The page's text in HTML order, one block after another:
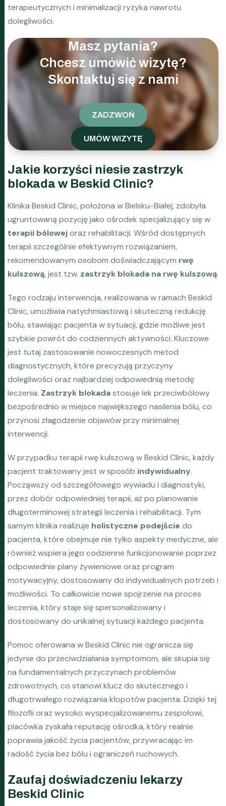
terapeutycznych i minimalizacji ryzyka nawrotu
dolegliwości.
Masz pytania?
Chcesz umówić wizytę?
Skontaktuj się z nami
ZADZWOŃ
UMÓW WIZYTĘ
Jakie korzyści niesie zastrzyk
blokada w Beskid Clinic?
Klinika Beskid Clinic, położona w Bielsku-Białej, zdobyła
ugruntowaną pozycję jako ośrodek specjalizujący się w
terapii bólowejoraz rehabilitacji. Wśród dostępnych
terapii szczególnie efektywnym rozwiązaniem,
rekomendowanym osobom doświadczającym rwę
kulszową, jest tzw. zastrzyk blokada na rwę kulszową.
Tego rodzaju interwencja, realizowana w ramach Beskid
Clinic, umożliwia natychmiastową i skuteczną redukcję
bólu, stawiając pacjenta w sytuacji, gdzie możliwe jest
szybkie powrót do codziennych aktywności. Kluczowe
jest tutaj zastosowanie nowoczesnych metod
diagnostycznych, które precyzują przyczyny
dolegliwości oraz najbardziej odpowiednią metodę
leczenia. Zastrzyk blokadastosuje lek przeciwbólowy
bezpośrednio w miejsce największego nasilenia bólu, co
przynosi złagodzenie objawów przy minimalnej
interwencji.
W przypadku terapii rwę kulszową w Beskid Clinic, każdy
pacjent traktowany jest w sposób indywidualny.
Począwszy od szczegółowego wywiadu i diagnostyki,
przez dobór odpowiedniej terapii, aż po planowanie
długoterminowej strategii leczenia i rehabilitacji. Tym
samym klinika realizuje holistyczne podejście do
pacjenta, które obejmuje nie tylko aspekty medyczne, ale
również wspiera jego codzienne funkcjonowanie poprzez
odpowiednie plany żywieniowe oraz program
motywacyjny, dostosowany do indywidualnych potrzeb i
możliwości. To całkowicie nowe spojrzenie na proces
leczenia, który staje się spersonalizowany i
dostosowany do unikalnej sytuacji każdego pacjenta.
Pomoc oferowana w Beskid Clinic nie ogranicza się
jedynie do przeciwdziałania symptomom, ale skupia się
na fundamentalnych przyczynach problemów
zdrowotnych, co stanowi klucz do skutecznego i
długotrwałego rozwiązania kłopotów pacjenta. Dzięki tej
filozofii oraz wysoko wyspecjalizowanemu zespołowi,
placówka zyskała reputację ośrodka, który realnie
poprawia jakość życia pacjentów, przywracając im
radość życia bez bólu i ograniczeń ruchowych.
Zaufaj doświadczeniu lekarzy
Beskid Clinic